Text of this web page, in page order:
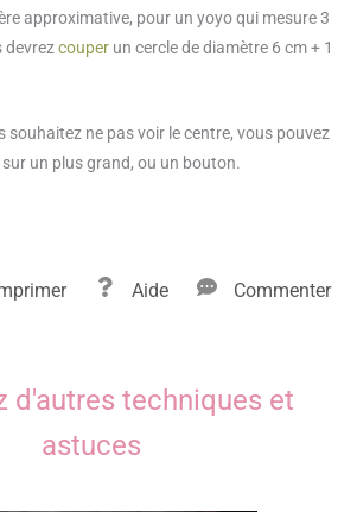
approximative, pour un yoyo qui mesure 3
devrezcouper un cercle de diamètre 6 cm + 1
souhaitez ne pas voir le centre, vous pouvez
un plus grand, ou un bouton.
Aide Commenter
d'autres techniques et
astuces